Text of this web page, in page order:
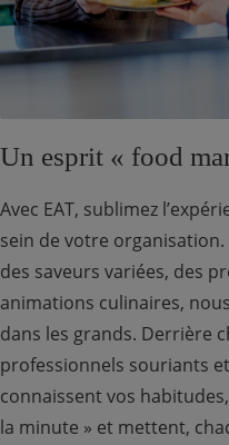
Un esprit « food
Avec EAT, sublimez
sein de votre
des saveurs variées, des
animations culinaires,
dans les grands. Derrière
professionnels souriants
connaissent vos
la minute » et mettent,